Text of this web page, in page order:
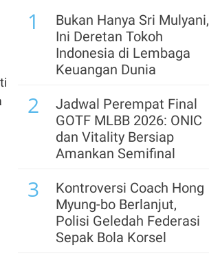
Baru & Buka Kanal Aduan
Prabowo Sebut Harga
BBM Subsidi Masih
Terjaga di Tengah
Tekanan Energi Global
Bank Dunia Tunjuk Sri
Mulyani Pimpin
IDA22 Global
Kejagung Cecar Eks
Jampidsus Febrie Lebih
1
Bukan Hanya Sri Mulyani,
Ini Deretan Tokoh
Indonesia di Lembaga
Keuangan Dunia
2
Jadwal Perempat Final
GOTF MLBB 2026: ONIC
dan Vitality Bersiap
Amankan Semifinal
3
Kontroversi Coach Hong
Myung-bo Berlanjut,
Polisi Geledah Federasi
Sepak Bola Korsel